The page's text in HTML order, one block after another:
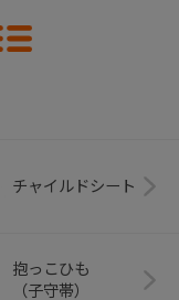
チャイルドシート
抱っこひも
（子守帯）